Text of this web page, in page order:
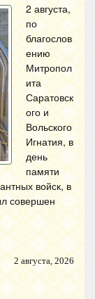
2 августа,
по
благослов
ению
Митропол
ита
Саратовск
ого и
Вольского
Игнатия, в
день
памяти
войск, в
совершен
2 августа, 2026